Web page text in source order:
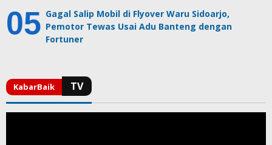
Gagal Salip Mobil di Flyover Waru Sidoarjo,
Pemotor Tewas Usai Adu Banteng dengan
Fortuner